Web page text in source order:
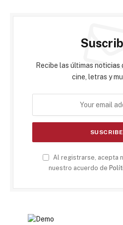
Recibe las últimas noticias
cine, letras y
Al registrarse, acepta
nuestro acuerdo de